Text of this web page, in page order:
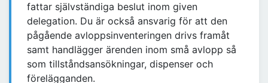
fattar självständiga beslut inom given
delegation. Du är också ansvarig för att den
pågående avloppsinventeringen drivs framåt
samt handlägger ärenden inom små avlopp så
som tillståndsansökningar, dispenser och
förelägganden.